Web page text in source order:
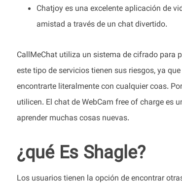
Chatjoy es una excelente aplicación de
amistad a través de un chat divertido.
CallMeChat utiliza un sistema de cifrado para
este tipo de servicios tienen sus riesgos, ya
encontrarte literalmente con cualquier coas.
utilicen. El chat de WebCam free of charge es
aprender muchas cosas nuevas.
¿qué Es Shagle?
Los usuarios tienen la opción de encontrar